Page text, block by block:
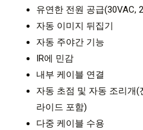
유연한 전원 공급(30VAC,
자동 이미지 뒤집기
자동 주야간 기능
IR에 민감
내부 케이블 연결
자동 초점 및 자동 조리개
라이드 포함)
다중 케이블 수용